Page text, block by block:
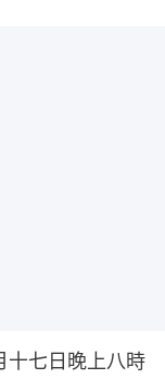
十七日晚上八時